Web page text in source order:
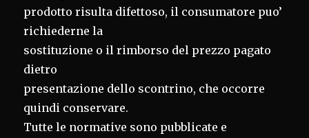
prodotto risulta difettoso, il consumatore puo’
richiederne la
sostituzione o il rimborso del prezzo pagato
dietro
presentazione dello scontrino, che occorre
quindi conservare.
Tutte le normative sono pubblicate e